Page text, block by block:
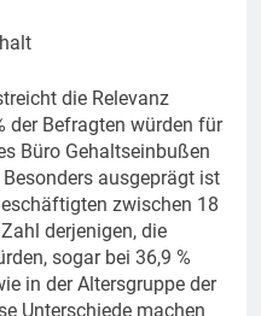
die Relevanz
der Befragten würden für
Büro Gehaltseinbußen
ausgeprägt ist
zwischen 18
derjenigen, die
sogar bei 36,9 %
in der Altersgruppe der
Unterschiede machen